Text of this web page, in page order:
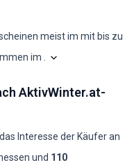
meist im mit bis zu
im
Codes ≥50%Codes ≥70%
0 0
0
AktivWinter.at-
Interesse der Käufer an
und 110